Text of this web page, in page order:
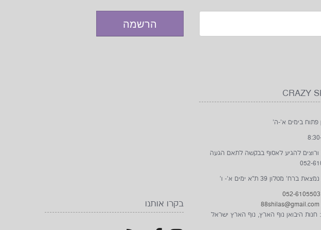
CRAZY
פתוח בימים א'-ה'
ורוצים להגיע לאסוף בבקשה לתאם הגעה
052-
ברח' מטלון 39 ת"א ימים א'- ו'
חנות היבואן נוף הארץ, נוף הארץ ישראל
בקרו אותנו